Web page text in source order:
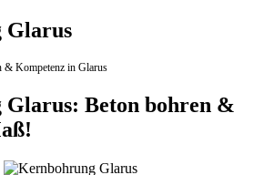
Glarus
& Kompetenz in Glarus
Beton bohren &